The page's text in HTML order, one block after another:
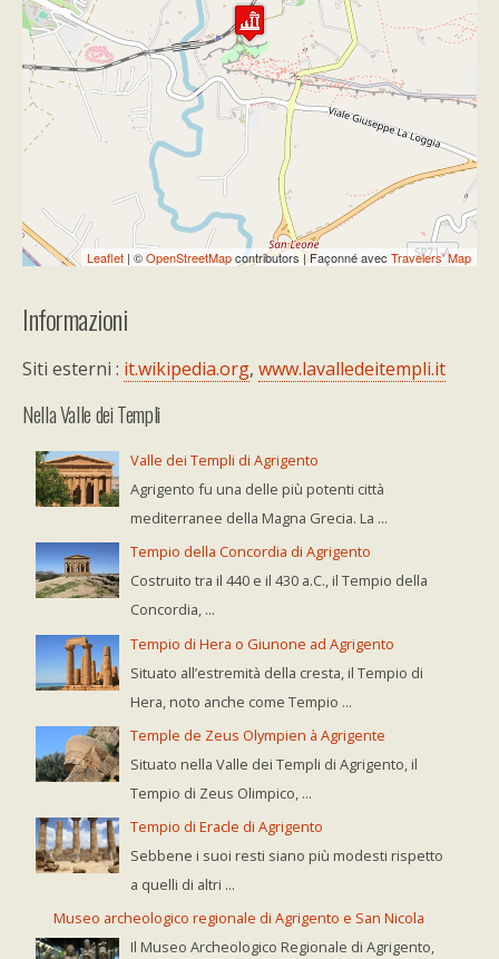
Travelers' Map is loading...
If you see this after your page is
loaded completely, leafletJS files are
missing.
Leaflet | ©OpenStreetMapcontributors | Façonné avecTravelers' Map
Informazioni
Siti esterni : it.wikipedia.org, www.lavalledeitempli.it
Nella Valle dei Templi
Valle dei Templi di Agrigento
Agrigento fu una delle più potenti città
mediterranee della Magna Grecia. La ...
Tempio della Concordia di Agrigento
Costruito tra il 440 e il 430 a.C., il Tempio della
Concordia, ...
Tempio di Hera o Giunone ad Agrigento
Situato all’estremità della cresta, il Tempio di
Hera, noto anche come Tempio ...
Temple de Zeus Olympien à Agrigente
Situato nella Valle dei Templi di Agrigento, il
Tempio di Zeus Olimpico, ...
Tempio di Eracle di Agrigento
Sebbene i suoi resti siano più modesti rispetto
a quelli di altri ...
Museo archeologico regionale di Agrigento e San Nicola
Il Museo Archeologico Regionale di Agrigento,